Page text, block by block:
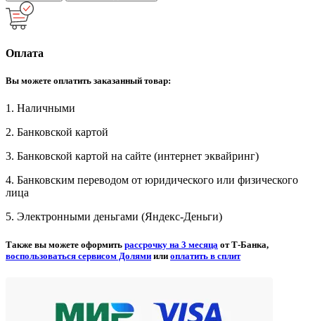
Оплата
Вы можете оплатить заказанный товар:
1. Наличными
2. Банковской картой
3. Банковской картой на сайте (интернет эквайринг)
4. Банковским переводом от юридического или физического
лица
5. Электронными деньгами (Яндекс-Деньги)
Также вы можете оформить рассрочку на 3 месяца от Т-Банка,
воспользоваться сервисом Долями или оплатить в сплит